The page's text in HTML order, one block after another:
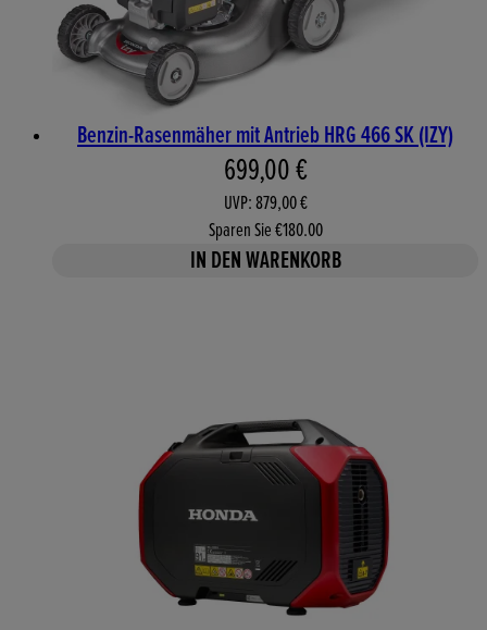
Benzin-Rasenmäher mit Antrieb HRG 466 SK (IZY)
Aktueller Preis: 699,00 €.
699,00 €
UVP: 879,00 €
Sparen Sie €180.00
IN DEN WARENKORB